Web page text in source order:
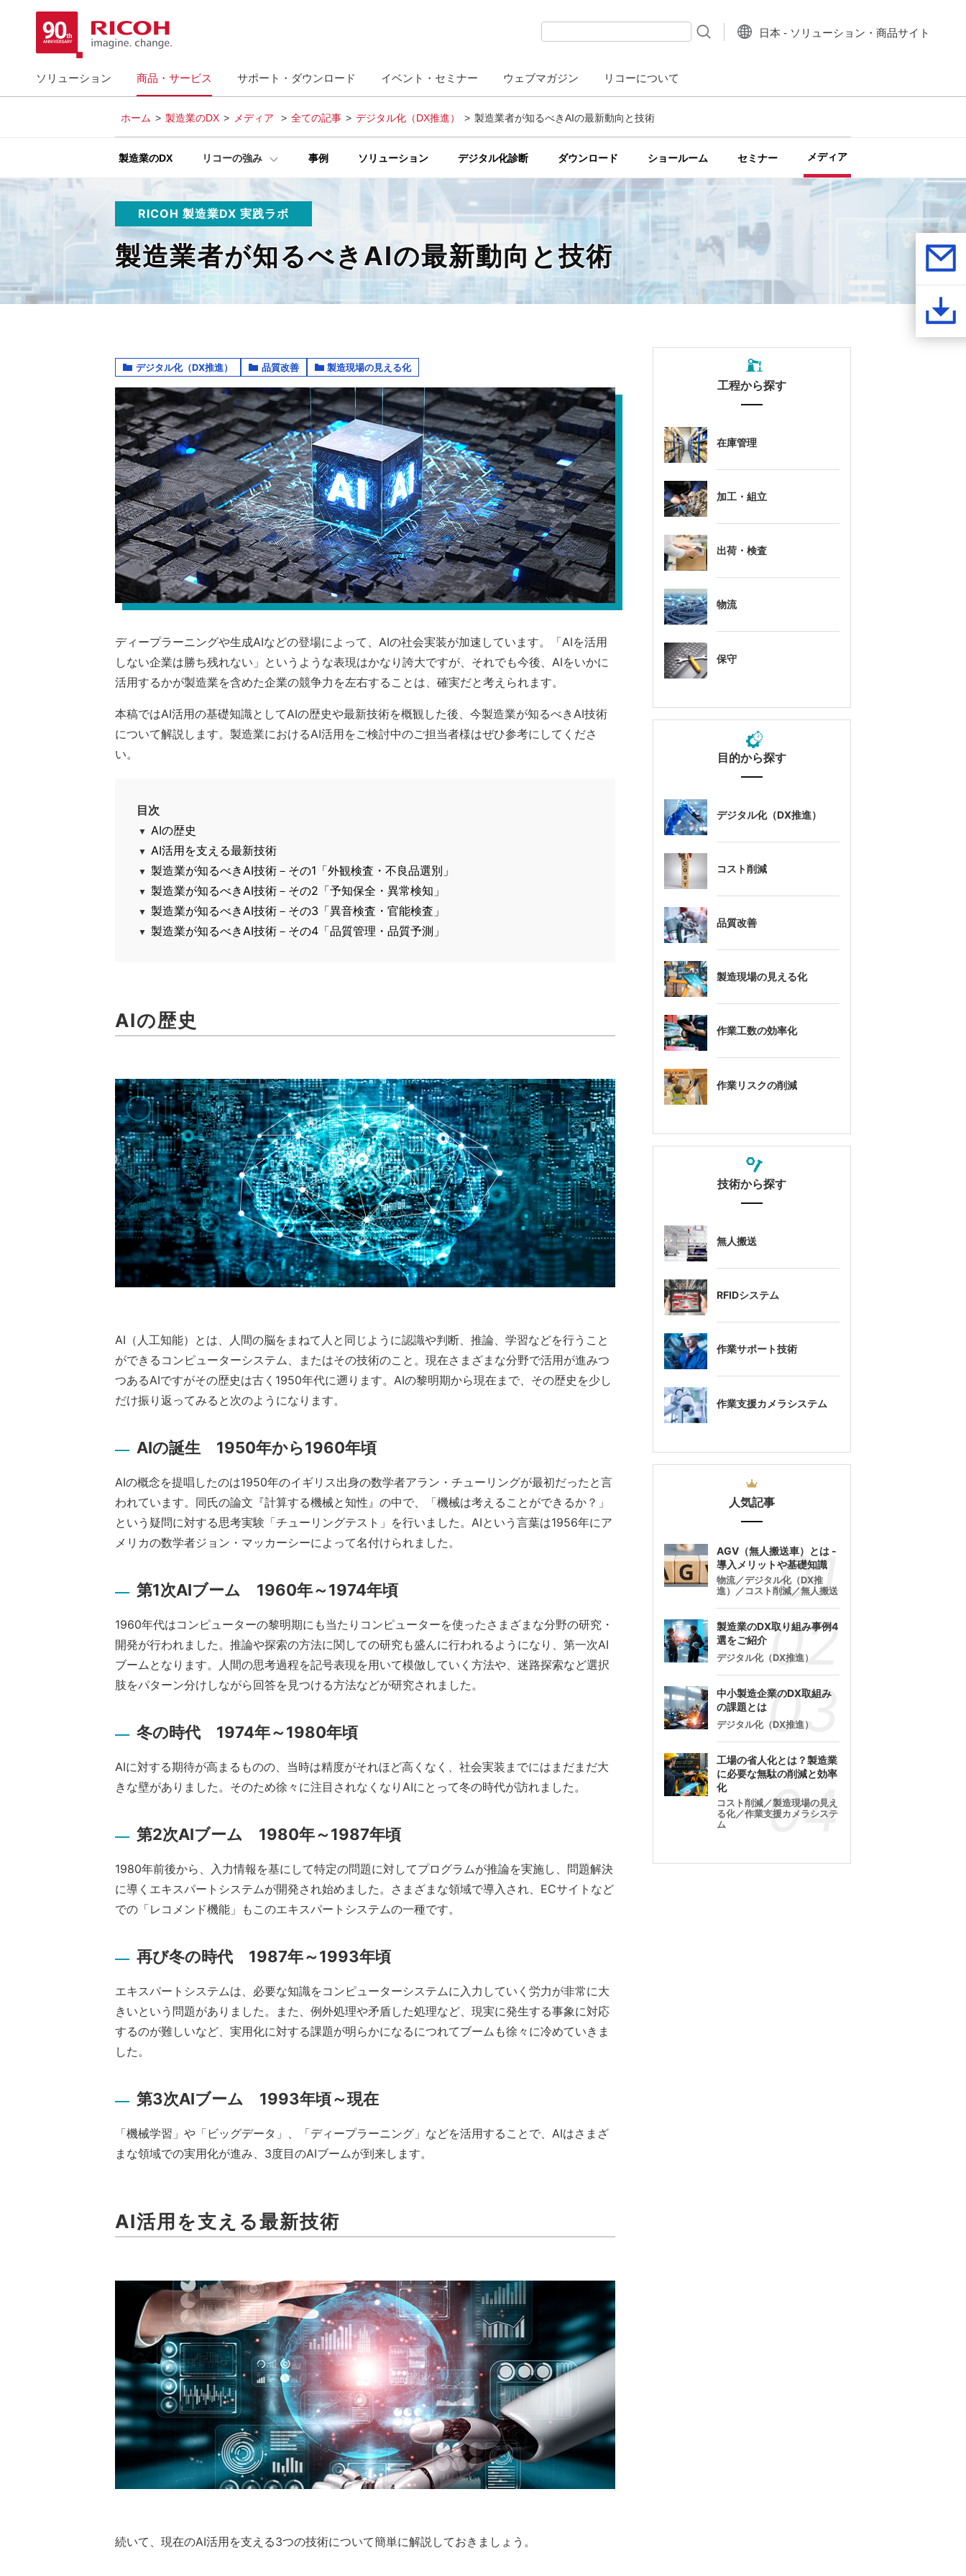
ソリューション 商品・サービス サポート・ダウンロード イベント・セミナー ウェブマガジン リコーについて
検索キーワード入力
日本 - ソリューション・商品サイト
ホーム 製造業のDX メディア 全ての記事 デジタル化（DX推進） 製造業者が知るべきAIの最新動向と技術
製造業のDX リコーの強み 事例 ソリューション デジタル化診断 ダウンロード ショールーム セミナー メディア
RICOH 製造業DX 実践ラボ
製造業者が知るべきAIの最新動向と技術
デジタル化（DX推進） 品質改善 製造現場の見える化
ディープラーニングや生成AIなどの登場によって、AIの社会実装が加速しています。「AIを活用
しない企業は勝ち残れない」というような表現はかなり誇大ですが、それでも今後、AIをいかに
活用するかが製造業を含めた企業の競争力を左右することは、確実だと考えられます。
本稿ではAI活用の基礎知識としてAIの歴史や最新技術を概観した後、今製造業が知るべきAI技術
について解説します。製造業におけるAI活用をご検討中のご担当者様はぜひ参考にしてくださ
い。
目次
AIの歴史
AI活用を支える最新技術
製造業が知るべきAI技術－その1「外観検査・不良品選別」
製造業が知るべきAI技術－その2「予知保全・異常検知」
製造業が知るべきAI技術－その3「異音検査・官能検査」
製造業が知るべきAI技術－その4「品質管理・品質予測」
AIの歴史
AI（人工知能）とは、人間の脳をまねて人と同じように認識や判断、推論、学習などを行うこと
ができるコンピューターシステム、またはその技術のこと。現在さまざまな分野で活用が進みつ
つあるAIですがその歴史は古く1950年代に遡ります。AIの黎明期から現在まで、その歴史を少し
だけ振り返ってみると次のようになります。
AIの誕生 1950年から1960年頃
AIの概念を提唱したのは1950年のイギリス出身の数学者アラン・チューリングが最初だったと言
われています。同氏の論文『計算する機械と知性』の中で、「機械は考えることができるか？」
という疑問に対する思考実験「チューリングテスト」を行いました。AIという言葉は1956年にア
メリカの数学者ジョン・マッカーシーによって名付けられました。
第1次AIブーム 1960年～1974年頃
1960年代はコンピューターの黎明期にも当たりコンピューターを使ったさまざまな分野の研究・
開発が行われました。推論や探索の方法に関しての研究も盛んに行われるようになり、第一次AI
ブームとなります。人間の思考過程を記号表現を用いて模倣していく方法や、迷路探索など選択
肢をパターン分けしながら回答を見つける方法などが研究されました。
冬の時代 1974年～1980年頃
AIに対する期待が高まるものの、当時は精度がそれほど高くなく、社会実装までにはまだまだ大
きな壁がありました。そのため徐々に注目されなくなりAIにとって冬の時代が訪れました。
第2次AIブーム 1980年～1987年頃
1980年前後から、入力情報を基にして特定の問題に対してプログラムが推論を実施し、問題解決
に導くエキスパートシステムが開発され始めました。さまざまな領域で導入され、ECサイトなど
での「レコメンド機能」もこのエキスパートシステムの一種です。
再び冬の時代 1987年～1993年頃
エキスパートシステムは、必要な知識をコンピューターシステムに入力していく労力が非常に大
きいという問題がありました。また、例外処理や矛盾した処理など、現実に発生する事象に対応
するのが難しいなど、実用化に対する課題が明らかになるにつれてブームも徐々に冷めていきま
した。
第3次AIブーム 1993年頃～現在
「機械学習」や「ビッグデータ」、「ディープラーニング」などを活用することで、AIはさまざ
まな領域での実用化が進み、3度目のAIブームが到来します。
AI活用を支える最新技術
続いて、現在のAI活用を支える3つの技術について簡単に解説しておきましょう。
工程から探す
在庫管理
加工・組立
出荷・検査
物流
保守
目的から探す
デジタル化（DX推進）
コスト削減
品質改善
製造現場の見える化
作業工数の効率化
作業リスクの削減
技術から探す
無人搬送
RFIDシステム
作業サポート技術
作業支援カメラシステム
人気記事
AGV（無人搬送車）とは -
導入メリットや基礎知識
物流／デジタル化（DX推
進）／コスト削減／無人搬送
製造業のDX取り組み事例4
選をご紹介
デジタル化（DX推進）
中小製造企業のDX取組み
の課題とは
デジタル化（DX推進）
工場の省人化とは？製造業
に必要な無駄の削減と効率
化
コスト削減／製造現場の見え
る化／作業支援カメラシステ
ム